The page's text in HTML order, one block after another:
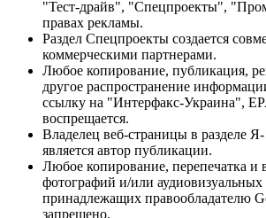
"Тест-драйв", "Спецпроекты",
правах рекламы.
Раздел Спецпроекты создается
коммерческими партнерами.
Любое копирование, публикация,
другое распространение
ссылку на "Интерфакс-Украина",
воспрещается.
Владелец веб-страницы в разделе
является автор публикации.
Любое копирование, перепечатка и
фотографий и/или аудиовизуальных
принадлежащих правообладателю
запрещено.